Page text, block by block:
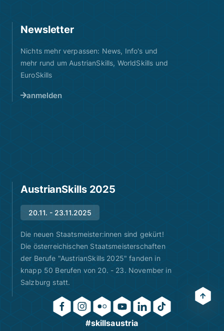
Newsletter
Nichts mehr verpassen: News, Info's und
mehr rund um AustrianSkills, WorldSkills und
EuroSkills
anmelden
AustrianSkills 2025
20.11. - 23.11.2025
Die neuen Staatsmeister:innen sind gekürt!
Die österreichischen Staatsmeisterschaften
der Berufe "AustrianSkills 2025" fanden in
knapp 50 Berufen von 20. - 23. November in
Salzburg statt.
#skillsaustria